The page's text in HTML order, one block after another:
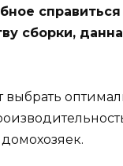
сборки,